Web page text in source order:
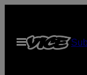
contenido
Abrir
Menú